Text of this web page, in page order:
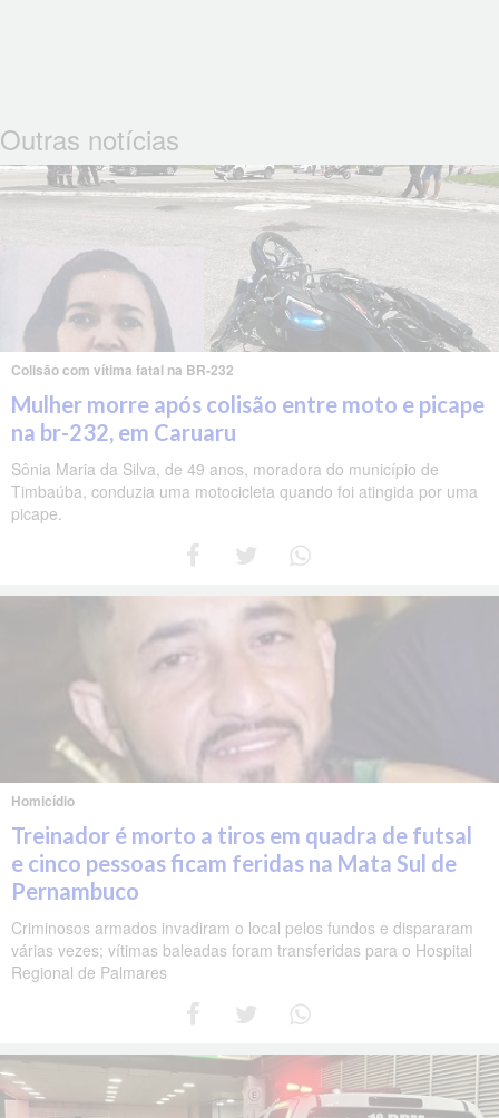
Outras notícias
Colisão com vítima fatal na BR-232
Mulher morre após colisão entre moto e picape
na br-232, em Caruaru
Sônia Maria da Silva, de 49 anos, moradora do município de
Timbaúba, conduzia uma motocicleta quando foi atingida por uma
picape.
Homicídio
Treinador é morto a tiros em quadra de futsal
e cinco pessoas ficam feridas na Mata Sul de
Pernambuco
Criminosos armados invadiram o local pelos fundos e dispararam
várias vezes; vítimas baleadas foram transferidas para o Hospital
Regional de Palmares